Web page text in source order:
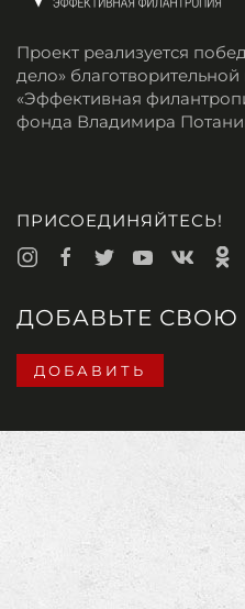
Проект реализуется
дело»
«Эффективная
фонда Владимира
ПРИСОЕДИНЯЙТЕСЬ!
ДОБАВЬТЕ
ДОБАВИТЬ